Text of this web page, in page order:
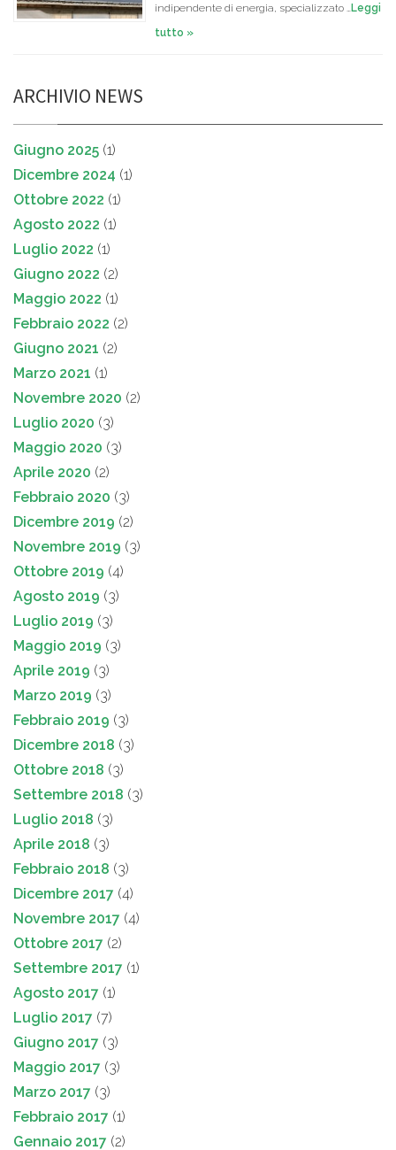
indipendente di energia, specializzato … Leggi
tutto »
ARCHIVIO NEWS
Giugno 2025 (1)
Dicembre 2024 (1)
Ottobre 2022 (1)
Agosto 2022 (1)
Luglio 2022 (1)
Giugno 2022 (2)
Maggio 2022 (1)
Febbraio 2022 (2)
Giugno 2021 (2)
Marzo 2021 (1)
Novembre 2020 (2)
Luglio 2020 (3)
Maggio 2020 (3)
Aprile 2020 (2)
Febbraio 2020 (3)
Dicembre 2019 (2)
Novembre 2019 (3)
Ottobre 2019 (4)
Agosto 2019 (3)
Luglio 2019 (3)
Maggio 2019 (3)
Aprile 2019 (3)
Marzo 2019 (3)
Febbraio 2019 (3)
Dicembre 2018 (3)
Ottobre 2018 (3)
Settembre 2018 (3)
Luglio 2018 (3)
Aprile 2018 (3)
Febbraio 2018 (3)
Dicembre 2017 (4)
Novembre 2017 (4)
Ottobre 2017 (2)
Settembre 2017 (1)
Agosto 2017 (1)
Luglio 2017 (7)
Giugno 2017 (3)
Maggio 2017 (3)
Marzo 2017 (3)
Febbraio 2017 (1)
Gennaio 2017 (2)